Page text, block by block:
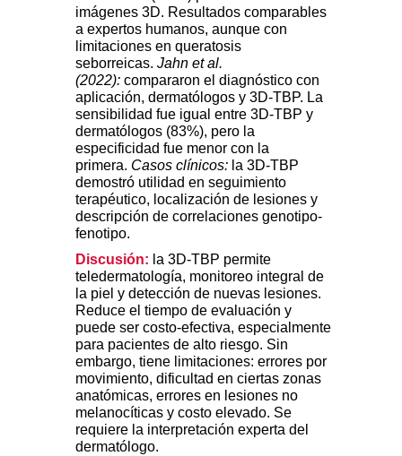
imágenes 3D. Resultados comparables
a expertos humanos, aunque con
limitaciones en queratosis
seborreicas. Jahn et al.
(2022): compararon el diagnóstico con
aplicación, dermatólogos y 3D-TBP. La
sensibilidad fue igual entre 3D-TBP y
dermatólogos (83%), pero la
especificidad fue menor con la
primera. Casos clínicos: la 3D-TBP
demostró utilidad en seguimiento
terapéutico, localización de lesiones y
descripción de correlaciones genotipo-
fenotipo.
Discusión: la 3D-TBP permite
teledermatología, monitoreo integral de
la piel y detección de nuevas lesiones.
Reduce el tiempo de evaluación y
puede ser costo-efectiva, especialmente
para pacientes de alto riesgo. Sin
embargo, tiene limitaciones: errores por
movimiento, dificultad en ciertas zonas
anatómicas, errores en lesiones no
melanocíticas y costo elevado. Se
requiere la interpretación experta del
dermatólogo.